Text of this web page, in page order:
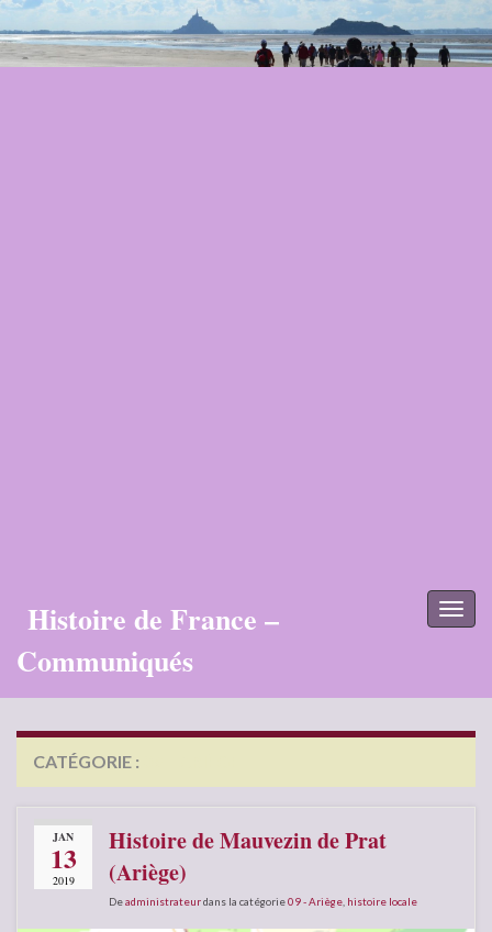
Histoire de France –
Communiqués
CATÉGORIE :
JAN
13
2019
Histoire de Mauvezin de Prat
(Ariège)
Deadministrateurdans la catégorie09 - Ariège histoire locale